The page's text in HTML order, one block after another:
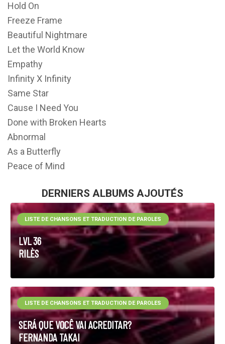
Hold On
Freeze Frame
Beautiful Nightmare
Let the World Know
Empathy
Infinity X Infinity
Same Star
Cause I Need You
Done with Broken Hearts
Abnormal
As a Butterfly
Peace of Mind
DERNIERS ALBUMS AJOUTÉS
LVL 36
RILÈS
LISTE DE CHANSONS ET TRADUCTION DE PAROLES
SERÁ QUE VOCÊ VAI ACREDITAR?
FERNANDA TAKAI
LISTE DE CHANSONS ET TRADUCTION DE PAROLES